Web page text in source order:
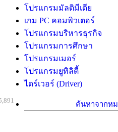
โปรแกรมมัลติมีเดีย
เกม PC คอมพิวเตอร์
โปรแกรมบริหารธุรกิจ
โปรแกรมการศึกษา
โปรแกรมเมอร์
โปรแกรมยูทิลิตี้
ไดร์เวอร์ (Driver)
ค้นหาจากห